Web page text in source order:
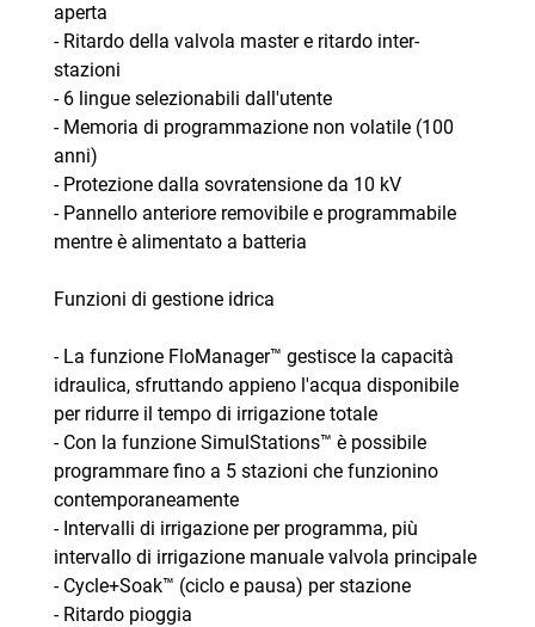
aperta
- Ritardo della valvola master e ritardo inter-
stazioni
- 6 lingue selezionabili dall'utente
- Memoria di programmazione non volatile (100
anni)
- Protezione dalla sovratensione da 10 kV
- Pannello anteriore removibile e programmabile
mentre è alimentato a batteria
Funzioni di gestione idrica
- La funzione FloManager™ gestisce la capacità
idraulica, sfruttando appieno l'acqua disponibile
per ridurre il tempo di irrigazione totale
- Con la funzione SimulStations™ è possibile
programmare fino a 5 stazioni che funzionino
contemporaneamente
- Intervalli di irrigazione per programma, più
intervallo di irrigazione manuale valvola principale
- Cycle+Soak™ (ciclo e pausa) per stazione
- Ritardo pioggia